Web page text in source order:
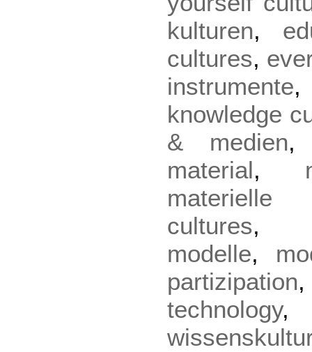
kulturen,
cultures,
instrumente
knowledge
& medien
material,
materielle
cultures
modelle,
partizipation
technology